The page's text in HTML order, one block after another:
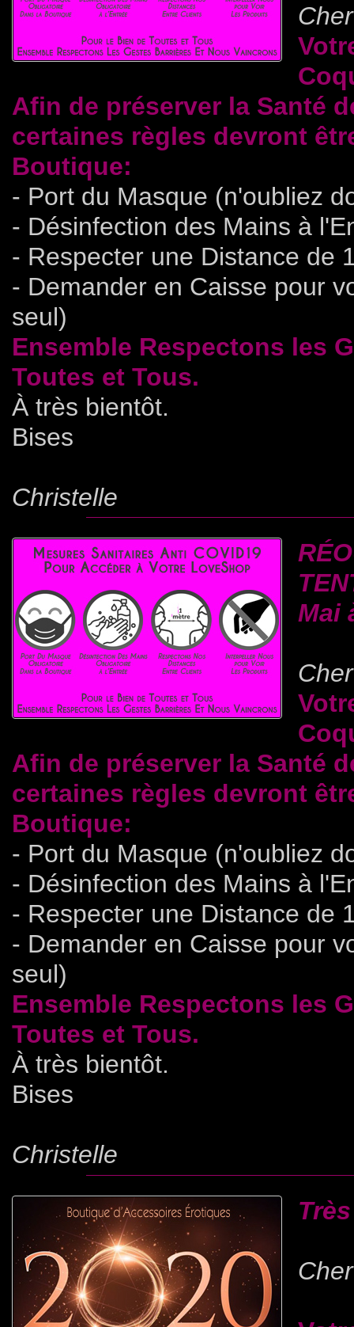
Afin de préserver la Santé
certaines règles devront
Boutique:
- Port du Masque (n'oubliez
- Désinfection des Mains à
- Respecter une Distance de
- Demander en Caisse pour
seul)
Ensemble Respectons les
Toutes et Tous.
À très bientôt.
Bises
Christelle
Mai
Afin de préserver la Santé
certaines règles devront
Boutique:
- Port du Masque (n'oubliez
- Désinfection des Mains à
- Respecter une Distance de
- Demander en Caisse pour
seul)
Ensemble Respectons les
Toutes et Tous.
À très bientôt.
Bises
Christelle